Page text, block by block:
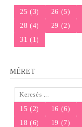
25 (3) 26 (5)
28 (4)
29 (2)
31 (1)
MÉRET
15 (2) 16 (6)
18 (6)
19 (7)